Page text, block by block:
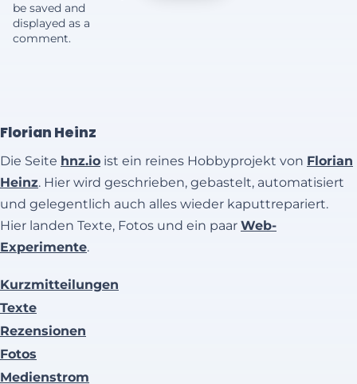
be saved and
displayed as a
comment.
Florian Heinz
Die Seite hnz.io ist ein reines Hobbyprojekt von Florian
Heinz. Hier wird geschrieben, gebastelt, automatisiert
und gelegentlich auch alles wieder kaputtrepariert.
Hier landen Texte, Fotos und ein paar Web-
Experimente.
Kurzmitteilungen
Texte
Rezensionen
Fotos
Medienstrom